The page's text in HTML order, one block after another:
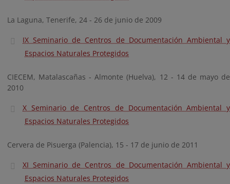
La Laguna, Tenerife, 24 - 26 de junio de 2009
IX Seminario de Centros de Documentación Ambiental y
Espacios Naturales Protegidos
CIECEM, Matalascañas - Almonte (Huelva), 12 - 14 de mayo de
2010
X Seminario de Centros de Documentación Ambiental y
Espacios Naturales Protegidos
Cervera de Pisuerga (Palencia), 15 - 17 de junio de 2011
XI Seminario de Centros de Documentación Ambiental y
Espacios Naturales Protegidos